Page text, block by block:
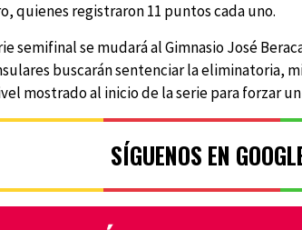
quienes registraron 11 puntos cada uno.
semifinal se mudará al Gimnasio José
buscarán sentenciar la eliminatoria,
mostrado al inicio de la serie para forzar
SÍGUENOS EN